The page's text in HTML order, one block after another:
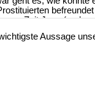
Aussage